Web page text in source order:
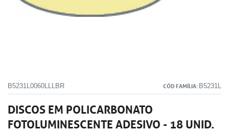
B5231L0060LLLBR CÓD FAMÍLIA: B5231L
DISCOS EM POLICARBONATO
FOTOLUMINESCENTE ADESIVO - 18 UNID.